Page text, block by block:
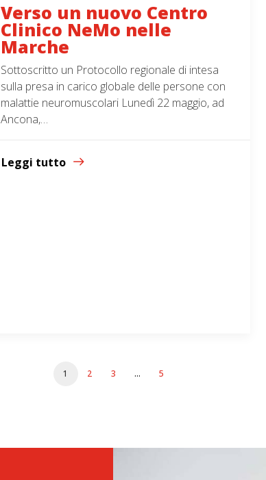
Verso un nuovo Centro
Clinico NeMo nelle
Marche
Sottoscritto un Protocollo regionale di intesa
sulla presa in carico globale delle persone con
malattie neuromuscolari Lunedì 22 maggio, ad
Ancona,…
Leggi tutto
1 2 3 … 5